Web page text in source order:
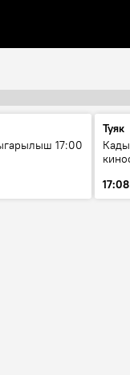
17:00
Туяк
17:08